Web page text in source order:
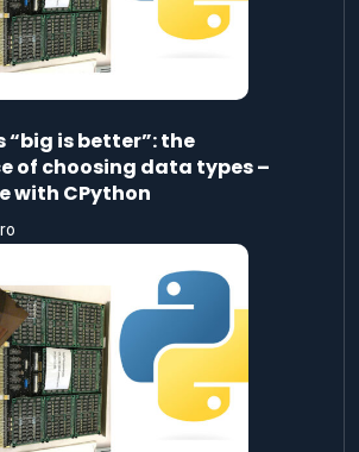
“big is better”: the
of choosing data types –
with CPython